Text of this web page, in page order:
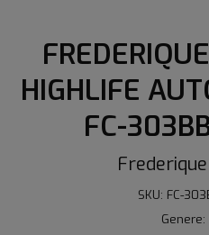
HIGHLIFE
FC-
SKU: FC-
Genere: